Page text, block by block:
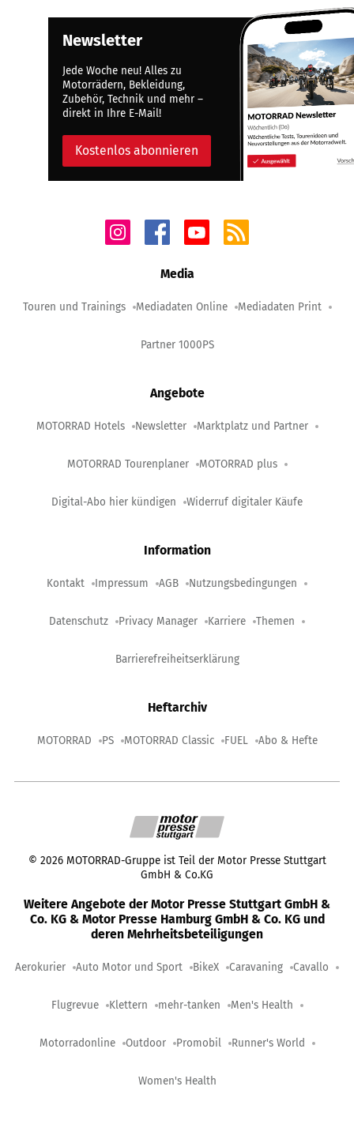
Newsletter
Jede Woche neu! Alles zu
Motorrädern, Bekleidung,
Zubehör, Technik und mehr –
direkt in Ihre E-Mail!
Kostenlos abonnieren
Media
Touren und Trainings Mediadaten Online Mediadaten Print
Partner 1000PS
Angebote
MOTORRAD Hotels Newsletter Marktplatz und Partner
MOTORRAD Tourenplaner MOTORRAD plus
Digital-Abo hier kündigen Widerruf digitaler Käufe
Information
Kontakt Impressum AGB Nutzungsbedingungen
Datenschutz Privacy Manager Karriere Themen
Barrierefreiheitserklärung
Heftarchiv
MOTORRAD PS MOTORRAD Classic FUEL Abo & Hefte
© 2026 MOTORRAD-Gruppe ist Teil der Motor Presse Stuttgart
GmbH & Co.KG
Weitere Angebote der Motor Presse Stuttgart GmbH &
Co. KG & Motor Presse Hamburg GmbH & Co. KG und
deren Mehrheitsbeteiligungen
Aerokurier Auto Motor und Sport BikeX Caravaning Cavallo
Flugrevue Klettern mehr-tanken Men's Health
Motorradonline Outdoor Promobil Runner's World
Women's Health